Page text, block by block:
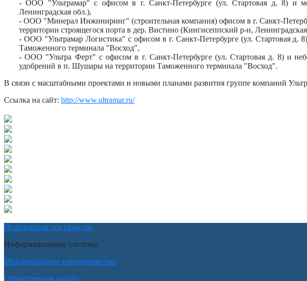
- ООО "Ультрамар" с офисом в г. Санкт-Петербурге (ул. Стартовая д. 8) и
Ленинградская обл.),
- ООО "Минерал Инжиниринг" (строительная компания) офисом в г. Санкт-
территории строящегося порта в дер. Вистино (Кингисеппский р-н,
- ООО "Ультрамар Логистика" с офисом в г. Санкт-Петербурге (ул. Стартовая
Таможенного терминала "Восход",
- ООО "Ультра Ферт" с офисом в г. Санкт-Петербурге (ул. Стартовая д. 8) и
удобрений в п. Шушары на территории Таможенного терминала "Восход".
В связи с масштабными проектами и новыми планами развития группе компаний
Ссылка на сайт: http://www.ultramar.ru/
Информация для граждан
Информационные системы
Международное сотрудничество
Общественная палата